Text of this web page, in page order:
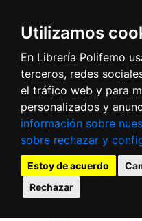
Utilizamos
En Librería Polifemo
terceros, redes
el tráfico web y para
personalizados y
información sobre
sobre rechazar y
Estoy de acuerdo
Rechazar